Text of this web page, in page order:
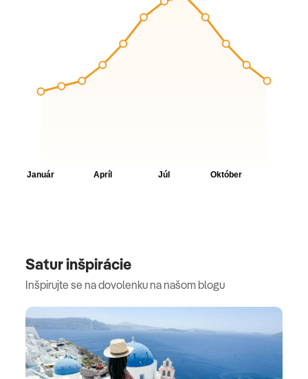
Satur inšpirácie
Inšpirujte se na dovolenku na našom blogu